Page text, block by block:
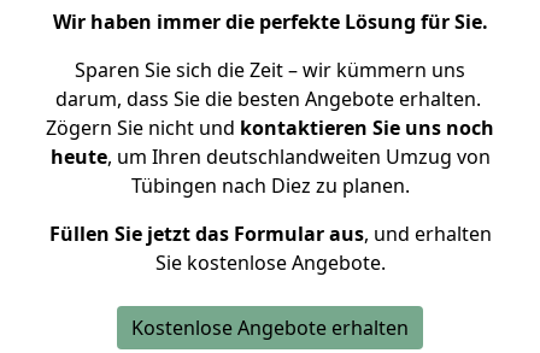
Wir haben immer die perfekte Lösung für Sie.
Sparen Sie sich die Zeit – wir kümmern uns
darum, dass Sie die besten Angebote erhalten.
Zögern Sie nicht und kontaktieren Sie uns noch
heute, um Ihren deutschlandweiten Umzug von
Tübingen nach Diez zu planen.
Füllen Sie jetzt das Formular aus, und erhalten
Sie kostenlose Angebote.
Kostenlose Angebote erhalten